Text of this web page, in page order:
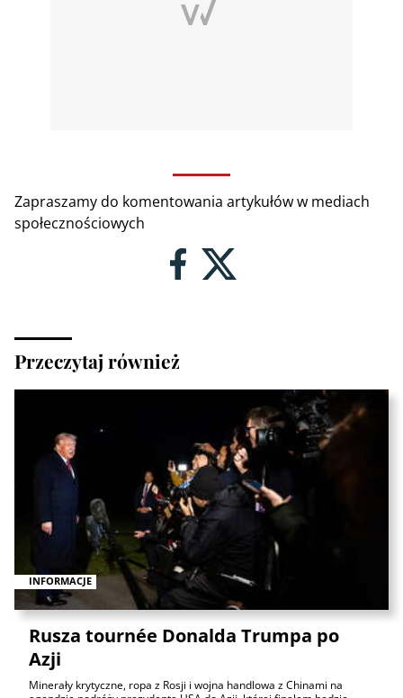
Zapraszamy do komentowania artykułów w mediach
społecznościowych
Przeczytaj również
INFORMACJE
Rusza tournée Donalda Trumpa po
Azji
Minerały krytyczne, ropa z Rosji i wojna handlowa z Chinami na